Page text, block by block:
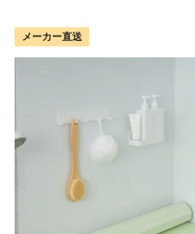
メーカー直送